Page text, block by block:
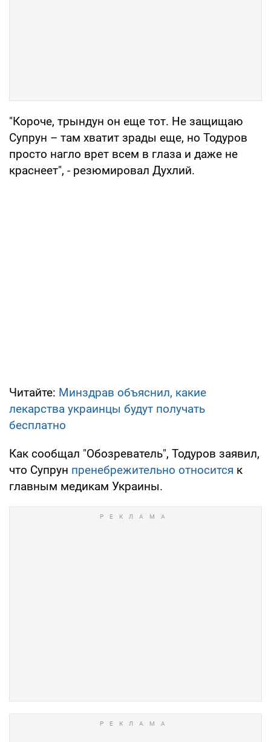
"Короче, трындун он еще тот. Не защищаю
Супрун – там хватит зрады еще, но Тодуров
просто нагло врет всем в глаза и даже не
краснеет", - резюмировал Духлий.
Читайте: Минздрав объяснил, какие
лекарства украинцы будут получать
бесплатно
Как сообщал "Обозреватель", Тодуров заявил,
что Супрун пренебрежительно относится к
главным медикам Украины.